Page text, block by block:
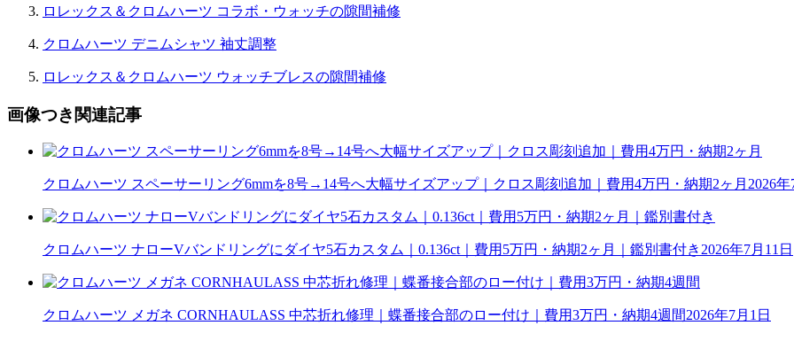
ロレックス＆クロムハーツ コラボ・ウォッチの隙間補修
クロムハーツ デニムシャツ 袖丈調整
ロレックス＆クロムハーツ ウォッチブレスの隙間補修
画像つき関連記事
クロムハーツ スペーサーリング6mmを8号→14号へ大幅サイズアップ｜クロス彫刻追加｜費用4万円・納期2ヶ月 2026
クロムハーツ ナローVバンドリングにダイヤ5石カスタム｜0.136ct｜費用5万円・納期2ヶ月｜鑑別書付き 2026年7月11日
クロムハーツ メガネ CORNHAULASS 中芯折れ修理｜蝶番接合部のロー付け｜費用3万円・納期4週間2026年7月1日